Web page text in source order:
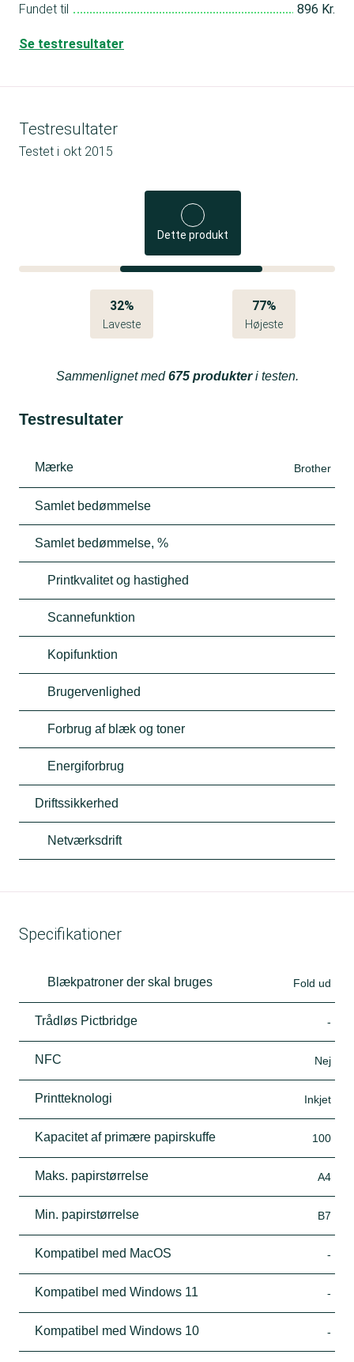
Fundet til 896 Kr.
Se testresultater
Testresultater
Testet i okt 2015
Dette produkt
32%
Laveste
77%
Højeste
Sammenlignet med675 produkteri testen.
Testresultater
Mærke Brother
Samlet bedømmelse
Samlet bedømmelse, %
Printkvalitet og hastighed
Scannefunktion
Kopifunktion
Brugervenlighed
Forbrug af blæk og toner
Energiforbrug
Driftssikkerhed
Netværksdrift
Specifikationer
Blækpatroner der skal bruges Fold ud
Trådløs Pictbridge -
NFC Nej
Printteknologi Inkjet
Kapacitet af primære papirskuffe 100
Maks. papirstørrelse A4
Min. papirstørrelse B7
Kompatibel med MacOS -
Kompatibel med Windows 11 -
Kompatibel med Windows 10 -